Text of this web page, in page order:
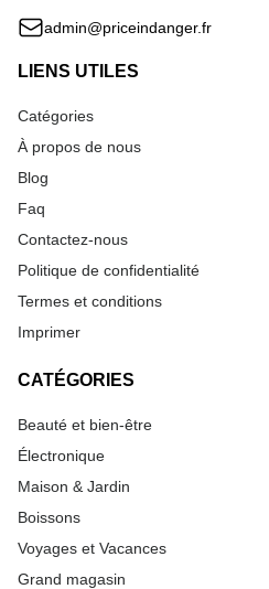
admin@priceindanger.fr
LIENS UTILES
Catégories
À propos de nous
Blog
Faq
Contactez-nous
Politique de confidentialité
Termes et conditions
Imprimer
CATÉGORIES
Beauté et bien-être
Électronique
Maison & Jardin
Boissons
Voyages et Vacances
Grand magasin